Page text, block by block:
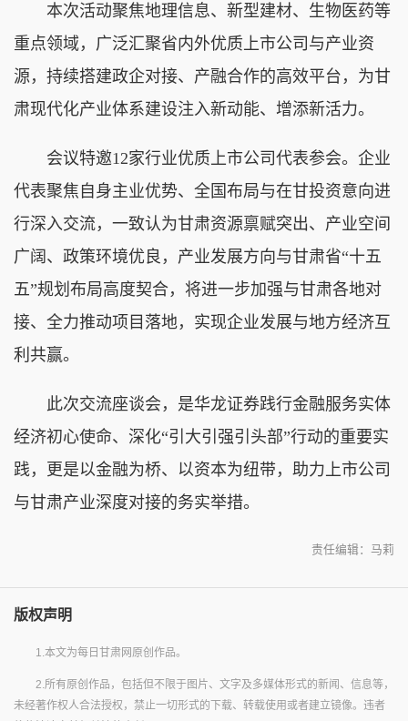
本次活动聚焦地理信息、新型建材、生物医药等
重点领域，广泛汇聚省内外优质上市公司与产业资
源，持续搭建政企对接、产融合作的高效平台，为甘
肃现代化产业体系建设注入新动能、增添新活力。
会议特邀12家行业优质上市公司代表参会。企业
代表聚焦自身主业优势、全国布局与在甘投资意向进
行深入交流，一致认为甘肃资源禀赋突出、产业空间
广阔、政策环境优良，产业发展方向与甘肃省“十五
五”规划布局高度契合，将进一步加强与甘肃各地对
接、全力推动项目落地，实现企业发展与地方经济互
利共赢。
此次交流座谈会，是华龙证券践行金融服务实体
经济初心使命、深化“引大引强引头部”行动的重要实
践，更是以金融为桥、以资本为纽带，助力上市公司
与甘肃产业深度对接的务实举措。
责任编辑：马莉
版权声明
1.本文为每日甘肃网原创作品。
2.所有原创作品，包括但不限于图片、文字及多媒体形式的新闻、信息等，
未经著作权人合法授权，禁止一切形式的下载、转载使用或者建立镜像。违者